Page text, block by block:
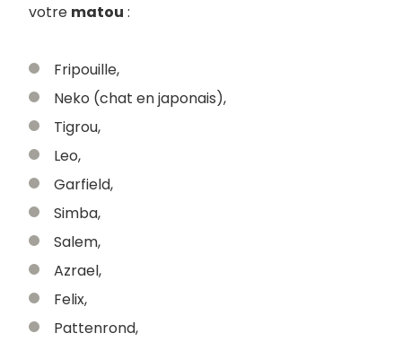
votre matou :
Fripouille,
Neko (chat en japonais),
Tigrou,
Leo,
Garfield,
Simba,
Salem,
Azrael,
Felix,
Pattenrond,